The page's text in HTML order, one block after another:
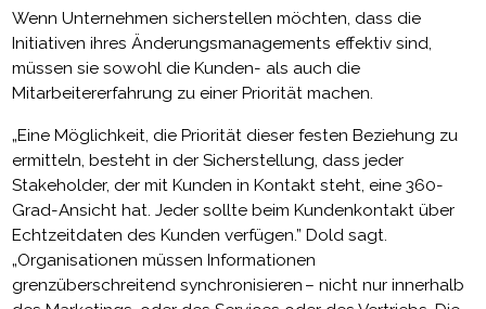
Wenn Unternehmen sicherstellen möchten, dass die
Initiativen ihres Änderungsmanagements effektiv sind,
müssen sie sowohl die Kunden- als auch die
Mitarbeitererfahrung zu einer Priorität machen.
„Eine Möglichkeit, die Priorität dieser festen Beziehung zu
ermitteln, besteht in der Sicherstellung, dass jeder
Stakeholder, der mit Kunden in Kontakt steht, eine 360-
Grad-Ansicht hat. Jeder sollte beim Kundenkontakt über
Echtzeitdaten des Kunden verfügen.” Dold sagt.
„Organisationen müssen Informationen
grenzüberschreitend synchronisieren – nicht nur innerhalb